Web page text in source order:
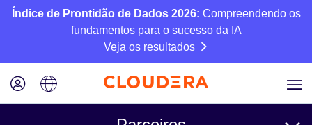
Índice de Prontidão de Dados 2026: Compreendendo os
fundamentos para o sucesso da IA
Veja os resultados